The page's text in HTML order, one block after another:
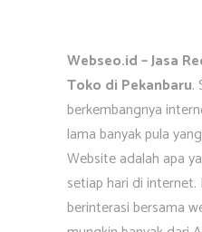
Webseo.id – Jasa
Toko di Pekanbaru.
berkembangnya
lama banyak pula
Website adalah apa
setiap hari di internet.
berinterasi bersama